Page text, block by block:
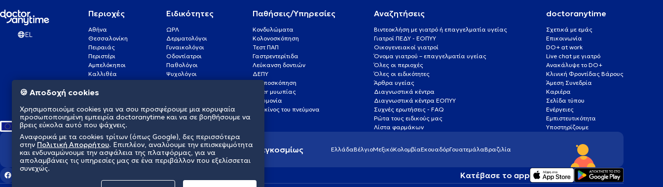
EL
Περιοχές
Αθήνα
Θεσσαλονίκη
Πειραιάς
Περιστέρι
Αμπελόκηποι
Καλλιθέα
Γλυφάδα
Νέα Σμύρνη
Ειδικότητες
ΩΡΛ
Δερματολόγοι
Γυναικολόγοι
Οδοντίατροι
Παθολόγοι
Ψυχολόγοι
Καρδιολόγοι
Παθήσεις/Υπηρεσίες
Κονδυλώματα
Κολονοσκόπηση
Τεστ ΠΑΠ
Γαστρεντερίτιδα
Λεύκανση δοντιών
ΔΕΠΥ
Κολποσκόπηση
Laser μυωπίας
Πνευμονία
Καρκίνος του πνεύμονα
Αναζητήσεις
Βιντεοκλήση με γιατρό ή επαγγελματία υγείας
Γιατροί ΠΕΔΥ - ΕΟΠΥΥ
Οικογενειακοί γιατροί
Όνομα γιατρού – επαγγελματία υγείας
Όλες οι περιοχές
Όλες οι ειδικότητες
Άρθρα υγείας
Διαγνωστικά κέντρα
Διαγνωστικά κέντρα ΕΟΠΥΥ
Συχνές ερωτήσεις - FAQ
Ρώτα τους ειδικούς μας
Λίστα φαρμάκων
doctoranytime
Σχετικά με εμάς
Επικοινωνία
DO+ at work
Live chat με γιατρό
Ανακάλυψε το DO+
Κλινική Φροντίδας Βάρους
Άμεση Συνεδρία
Καριέρα
Σελίδα τύπου
Ενέργειες
Εμπιστευτικότητα
Υποστηρίζουμε
Διαμορφώνουμε το μέλλον της υγείας παγκοσμίως ΕλλάδαΒέλγιοΜεξικόΚολομβίαΕκουαδόρΓουατεμάλαΒραζιλία
Κατέβασε το app
🍪 Αποδοχή cookies
Χρησιμοποιούμε cookies για να σου προσφέρουμε μια κορυφαία
προσωποποιημένη εμπειρία doctoranytime και να σε βοηθήσουμε να
βρεις εύκολα αυτό που ψάχνεις.
Αναφορικά με τα cookies τρίτων (όπως Google), δες περισσότερα
στην Πολιτική Απορρήτου. Επιπλέον, αναλύουμε την επισκεψιμότητα
και ενδυναμώνουμε την ασφάλεια της πλατφόρμας, για να
απολαμβάνεις τις υπηρεσίες μας σε ένα περιβάλλον που εξελίσσεται
συνεχώς.